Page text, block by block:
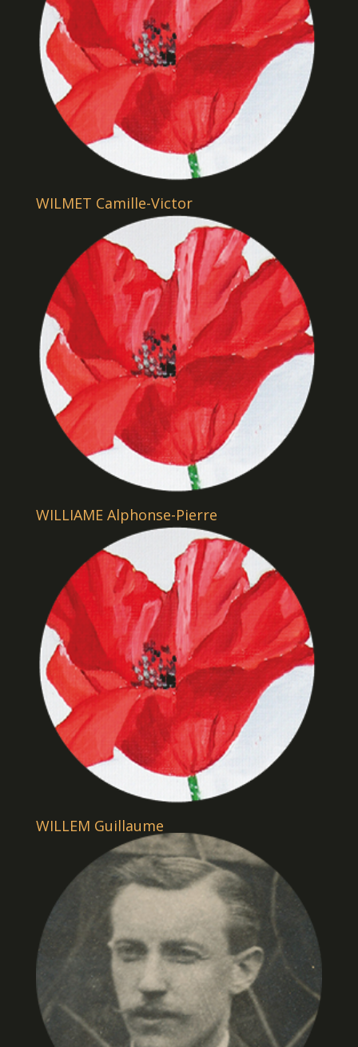
WILMET Camille-Victor
WILLIAME Alphonse-Pierre
WILLEM Guillaume